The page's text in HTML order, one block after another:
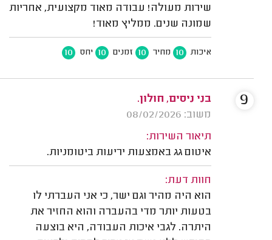
שירות מעולה! עבודה מאוד מקצועית, אחריות
שמונה שנים. ממליץ מאוד!
איכות 10 מחיר 10 זמנים 10 יחס 10
בני ניסים, חולון.
משוב: 08/02/2026
תיאור השירות:
איטום גג באמצעות יריעות ביטומניות.
חוות דעת:
הוא היה מהיר וגם ישר, כי אני העברתי לו
בטעות יותר מדי בהעברה והוא החזיר את
היתרה. לגבי איכות העבודה, היא בוצעה
9